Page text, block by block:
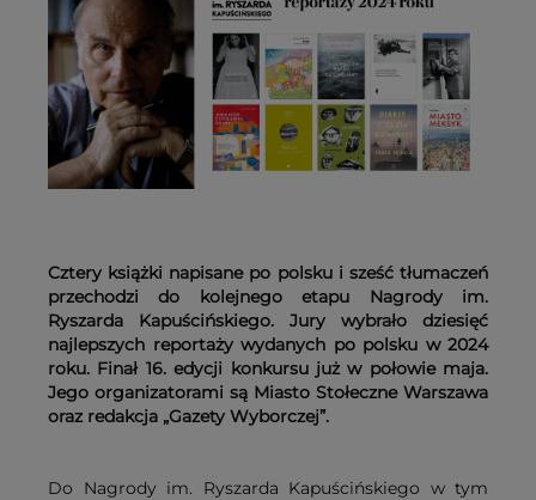
Cztery książki napisane po polsku i sześć tłumaczeń
przechodzi do kolejnego etapu Nagrody im.
Ryszarda Kapuścińskiego. Jury wybrało dziesięć
najlepszych reportaży wydanych po polsku w 2024
roku. Finał 16. edycji konkursu już w połowie maja.
Jego organizatorami są Miasto Stołeczne Warszawa
oraz redakcja „Gazety Wyborczej”.
Do Nagrody im. Ryszarda Kapuścińskiego w tym